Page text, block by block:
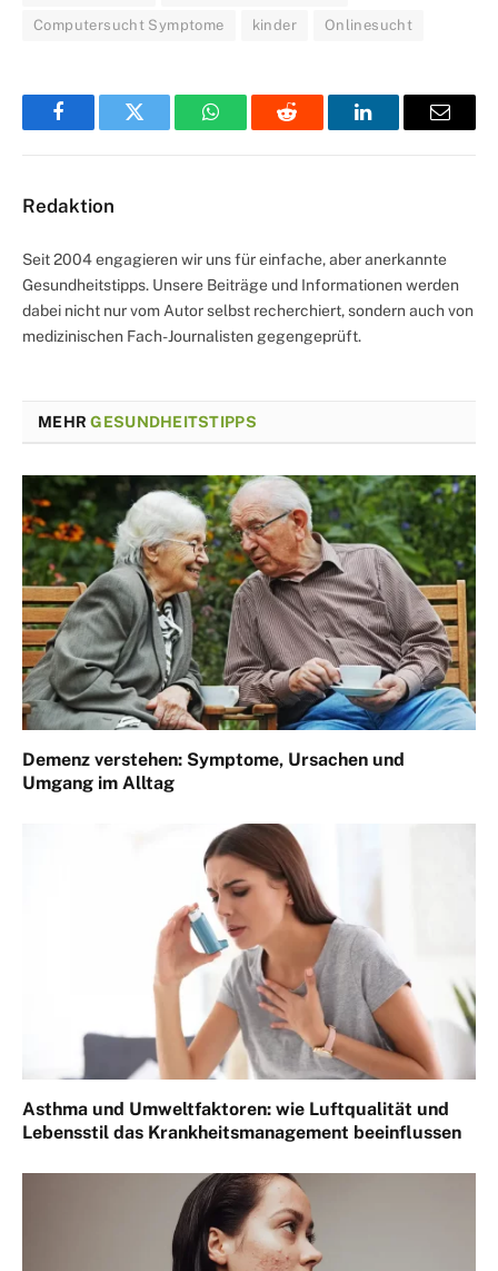
Computersucht Symptome kinder Onlinesucht
FacebookTwitter WhatsAppReddit LinkedInEmail
Redaktion
Seit 2004 engagieren wir uns für einfache, aber anerkannte
Gesundheitstipps. Unsere Beiträge und Informationen werden
dabei nicht nur vom Autor selbst recherchiert, sondern auch von
medizinischen Fach-Journalisten gegengeprüft.
MEHRGESUNDHEITSTIPPS
Demenz verstehen: Symptome, Ursachen und
Umgang im Alltag
Asthma und Umweltfaktoren: wie Luftqualität und
Lebensstil das Krankheitsmanagement beeinflussen